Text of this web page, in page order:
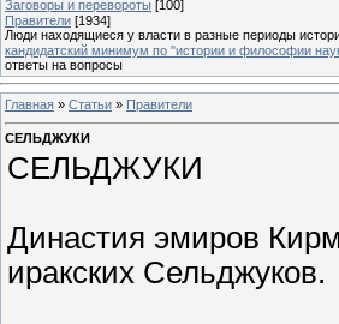
Заговоры и перевороты [100]
Правители [1934]
Люди находящиеся у власти в разные периоды
кандидатский минимум по "истории и философии
ответы на вопросы
Главная » Статьи » Правители
СЕЛЬДЖУКИ
СЕЛЬДЖУКИ
Династия эмиров
иракских Сельджуков.